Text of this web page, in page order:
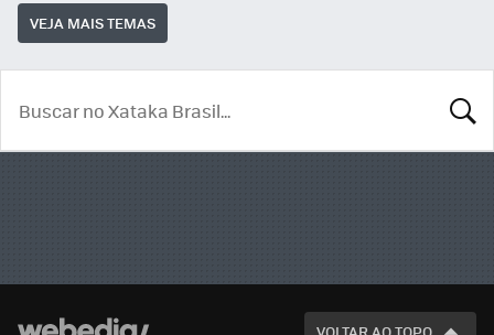
VEJA MAIS TEMAS